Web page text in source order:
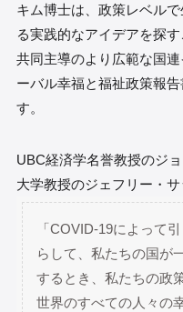
キム博士は、政策レベル
る実践的なアイデアを探
共同主導のより広範な国
ーバル幸福と福祉政策報
す。
UBC経済学名誉教授のジ
大学教授のジェフリー・サ
「COVID-19によって
らして、私たちの国が
するとき、私たちの政
世界のすべての人々の